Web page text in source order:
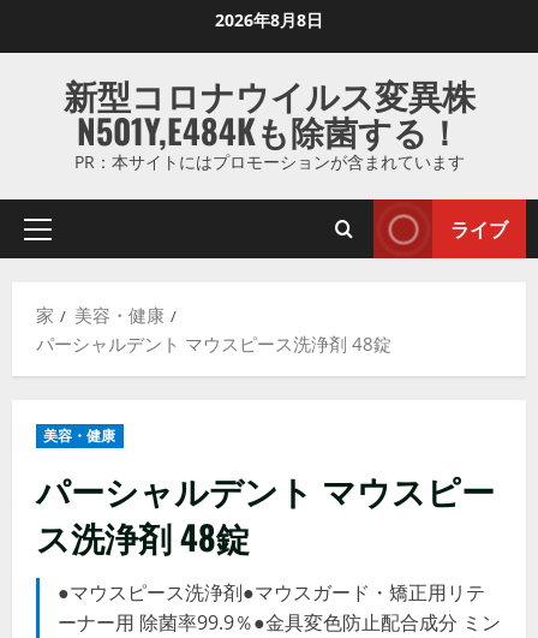
ス
ッ
す
2026年8月8日
新型コロナウイルス変異株
N501Y,E484Kも除菌する！
PR：本サイトにはプロモーションが含まれています
プ
マ
リ
ュ
ライブ
家
美容・健康
パーシャルデント マウスピース洗浄剤 48錠
美容・健康
パーシャルデント マウスピー
ス洗浄剤 48錠
●マウスピース洗浄剤●マウスガード・矯正用リテ
ーナー用 除菌率99.9％●金具変色防止配合成分 ミン